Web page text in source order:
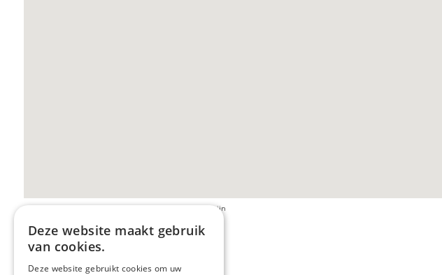
Opgepast: de beelden van streetview kunnen verouderd zijn
Deze website maakt gebruik
van cookies.
Deze website gebruikt cookies om uw